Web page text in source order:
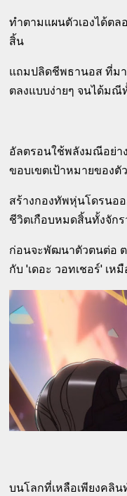
ทำตามแผนตัวเองได้ต
สิ้น
แถมปลิดชีพธานอส ที่ม
ตลงแบบง่ายๆ จนได้มณี
อัลตรอนใช้พลังมณีอย่า
ขอบเขตเป้าหมายของตัว
สร้างกองทัพหุ่นโดรนอ
ชีวิตเกือบหมดสิ้นทั้งจักร
ก่อนจะพัฒนาตัวตนต่อ
กับ 'เดอะ วอทเชอร์' เห
บนโลกที่เหลือเพียงคลิ